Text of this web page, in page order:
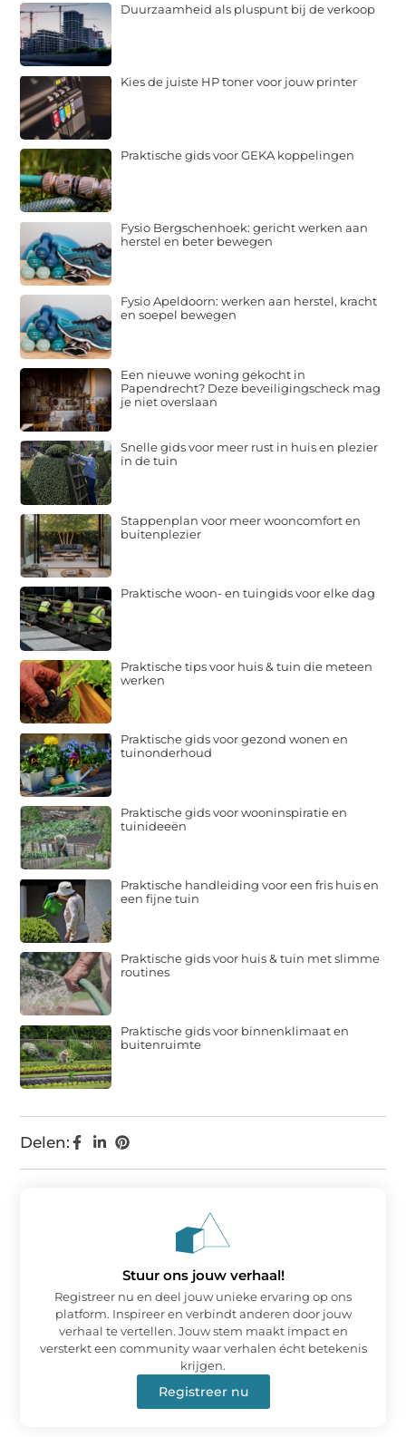
Delen:
Duurzaamheid als pluspunt bij de verkoop
Kies de juiste HP toner voor jouw printer
Praktische gids voor GEKA koppelingen
Fysio Bergschenhoek: gericht werken aan
herstel en beter bewegen
Fysio Apeldoorn: werken aan herstel, kracht
en soepel bewegen
Een nieuwe woning gekocht in
Papendrecht? Deze beveiligingscheck mag
je niet overslaan
Snelle gids voor meer rust in huis en plezier
in de tuin
Stappenplan voor meer wooncomfort en
buitenplezier
Praktische woon- en tuingids voor elke dag
Praktische tips voor huis & tuin die meteen
werken
Praktische gids voor gezond wonen en
tuinonderhoud
Praktische gids voor wooninspiratie en
tuinideeën
Praktische handleiding voor een fris huis en
een fijne tuin
Praktische gids voor huis & tuin met slimme
routines
Praktische gids voor binnenklimaat en
buitenruimte
Stuur ons jouw verhaal!
Registreer nu en deel jouw unieke ervaring op ons
platform. Inspireer en verbindt anderen door jouw
verhaal te vertellen. Jouw stem maakt impact en
versterkt een community waar verhalen écht betekenis
krijgen.
Registreer nu